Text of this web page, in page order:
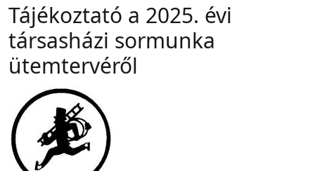
Tájékoztató a 2025. évi
társasházi sormunka
ütemtervéről